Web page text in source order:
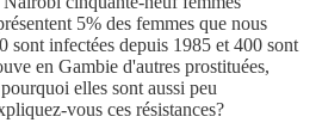
5% des femmes que nous
sont infectées depuis 1985 et 400 sont
en Gambie d'autres prostituées,
elles sont aussi peu
vous ces résistances?